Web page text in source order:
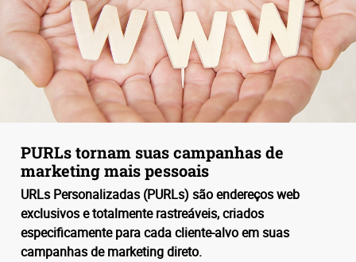
PURLs tornam suas campanhas de
marketing mais pessoais
URLs Personalizadas (PURLs) são endereços web
exclusivos e totalmente rastreáveis, criados
especificamente para cada cliente-alvo em suas
campanhas de marketing direto.